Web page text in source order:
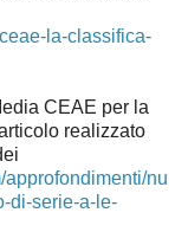
la-classifica-
CEAE per la
realizzato
approfondimenti/nu
di-serie-a-le-